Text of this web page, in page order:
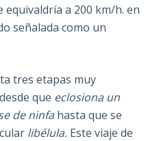
equivaldría a 200 km/h. en
señalada como un
tres etapas muy
que eclosiona un
de ninfahasta que se
libélula.Este viaje de